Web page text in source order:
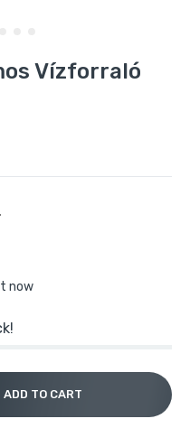
Ételpároló – 5 L
Vízforraló és
Vízforraló
now
ADD TO CART